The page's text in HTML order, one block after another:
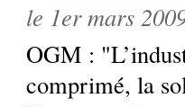
le 1er mars
OGM :
comprimé, la